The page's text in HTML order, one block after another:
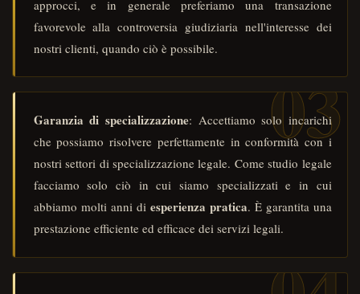
approcci, e in generale preferiamo una transazione
favorevole alla controversia giudiziaria nell'interesse dei
nostri clienti, quando ciò è possibile.
Garanzia di specializzazione: Accettiamo solo incarichi
che possiamo risolvere perfettamente in conformità con i
nostri settori di specializzazione legale. Come studio legale
facciamo solo ciò in cui siamo specializzati e in cui
abbiamo molti anni di esperienza pratica. È garantita una
prestazione efficiente ed efficace dei servizi legali.